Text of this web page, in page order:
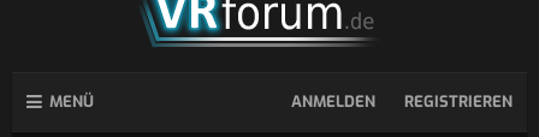
MENÜ ANMELDEN REGISTRIEREN